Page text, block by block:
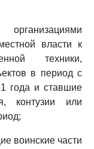
власти к
техники,
в период с
года и ставшие
контузии или
воинские части